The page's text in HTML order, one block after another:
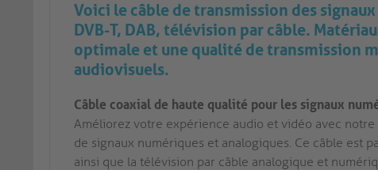
Voici le câble de transmission des
DVB-T, DAB, télévision par câble.
optimale et une qualité de transmission
audiovisuels.
Câble coaxial de haute qualité pour les signaux
Améliorez votre expérience audio et vidéo avec
de signaux numériques et analogiques. Ce câble est
ainsi que la télévision par câble analogique et